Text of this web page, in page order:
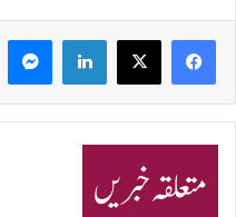
LinkedIn
متعلقہ خبریں